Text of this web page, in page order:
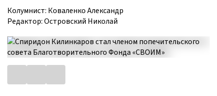
Колумнист: Коваленко Александр
Редактор: Островский Николай